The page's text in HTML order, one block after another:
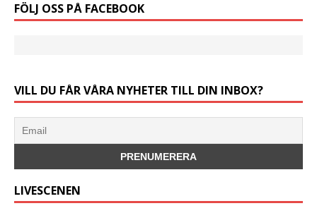
FÖLJ OSS PÅ FACEBOOK
VILL DU FÅR VÅRA NYHETER TILL DIN INBOX?
LIVESCENEN